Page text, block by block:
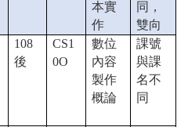
本實
作
同，
雙向
108
後
CS1
0O
數位
內容
製作
概論
課號
與課
名不
同